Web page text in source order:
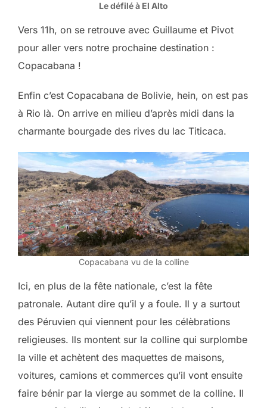
Le défilé à El Alto
Vers 11h, on se retrouve avec Guillaume et Pivot
pour aller vers notre prochaine destination :
Copacabana !
Enfin c’est Copacabana de Bolivie, hein, on est pas
à Rio là. On arrive en milieu d’après midi dans la
charmante bourgade des rives du lac Titicaca.
Copacabana vu de la colline
Ici, en plus de la fête nationale, c’est la fête
patronale. Autant dire qu’il y a foule. Il y a surtout
des Péruvien qui viennent pour les célèbrations
religieuses. Ils montent sur la colline qui surplombe
la ville et achètent des maquettes de maisons,
voitures, camions et commerces qu’il vont ensuite
faire bénir par la vierge au sommet de la colline. Il